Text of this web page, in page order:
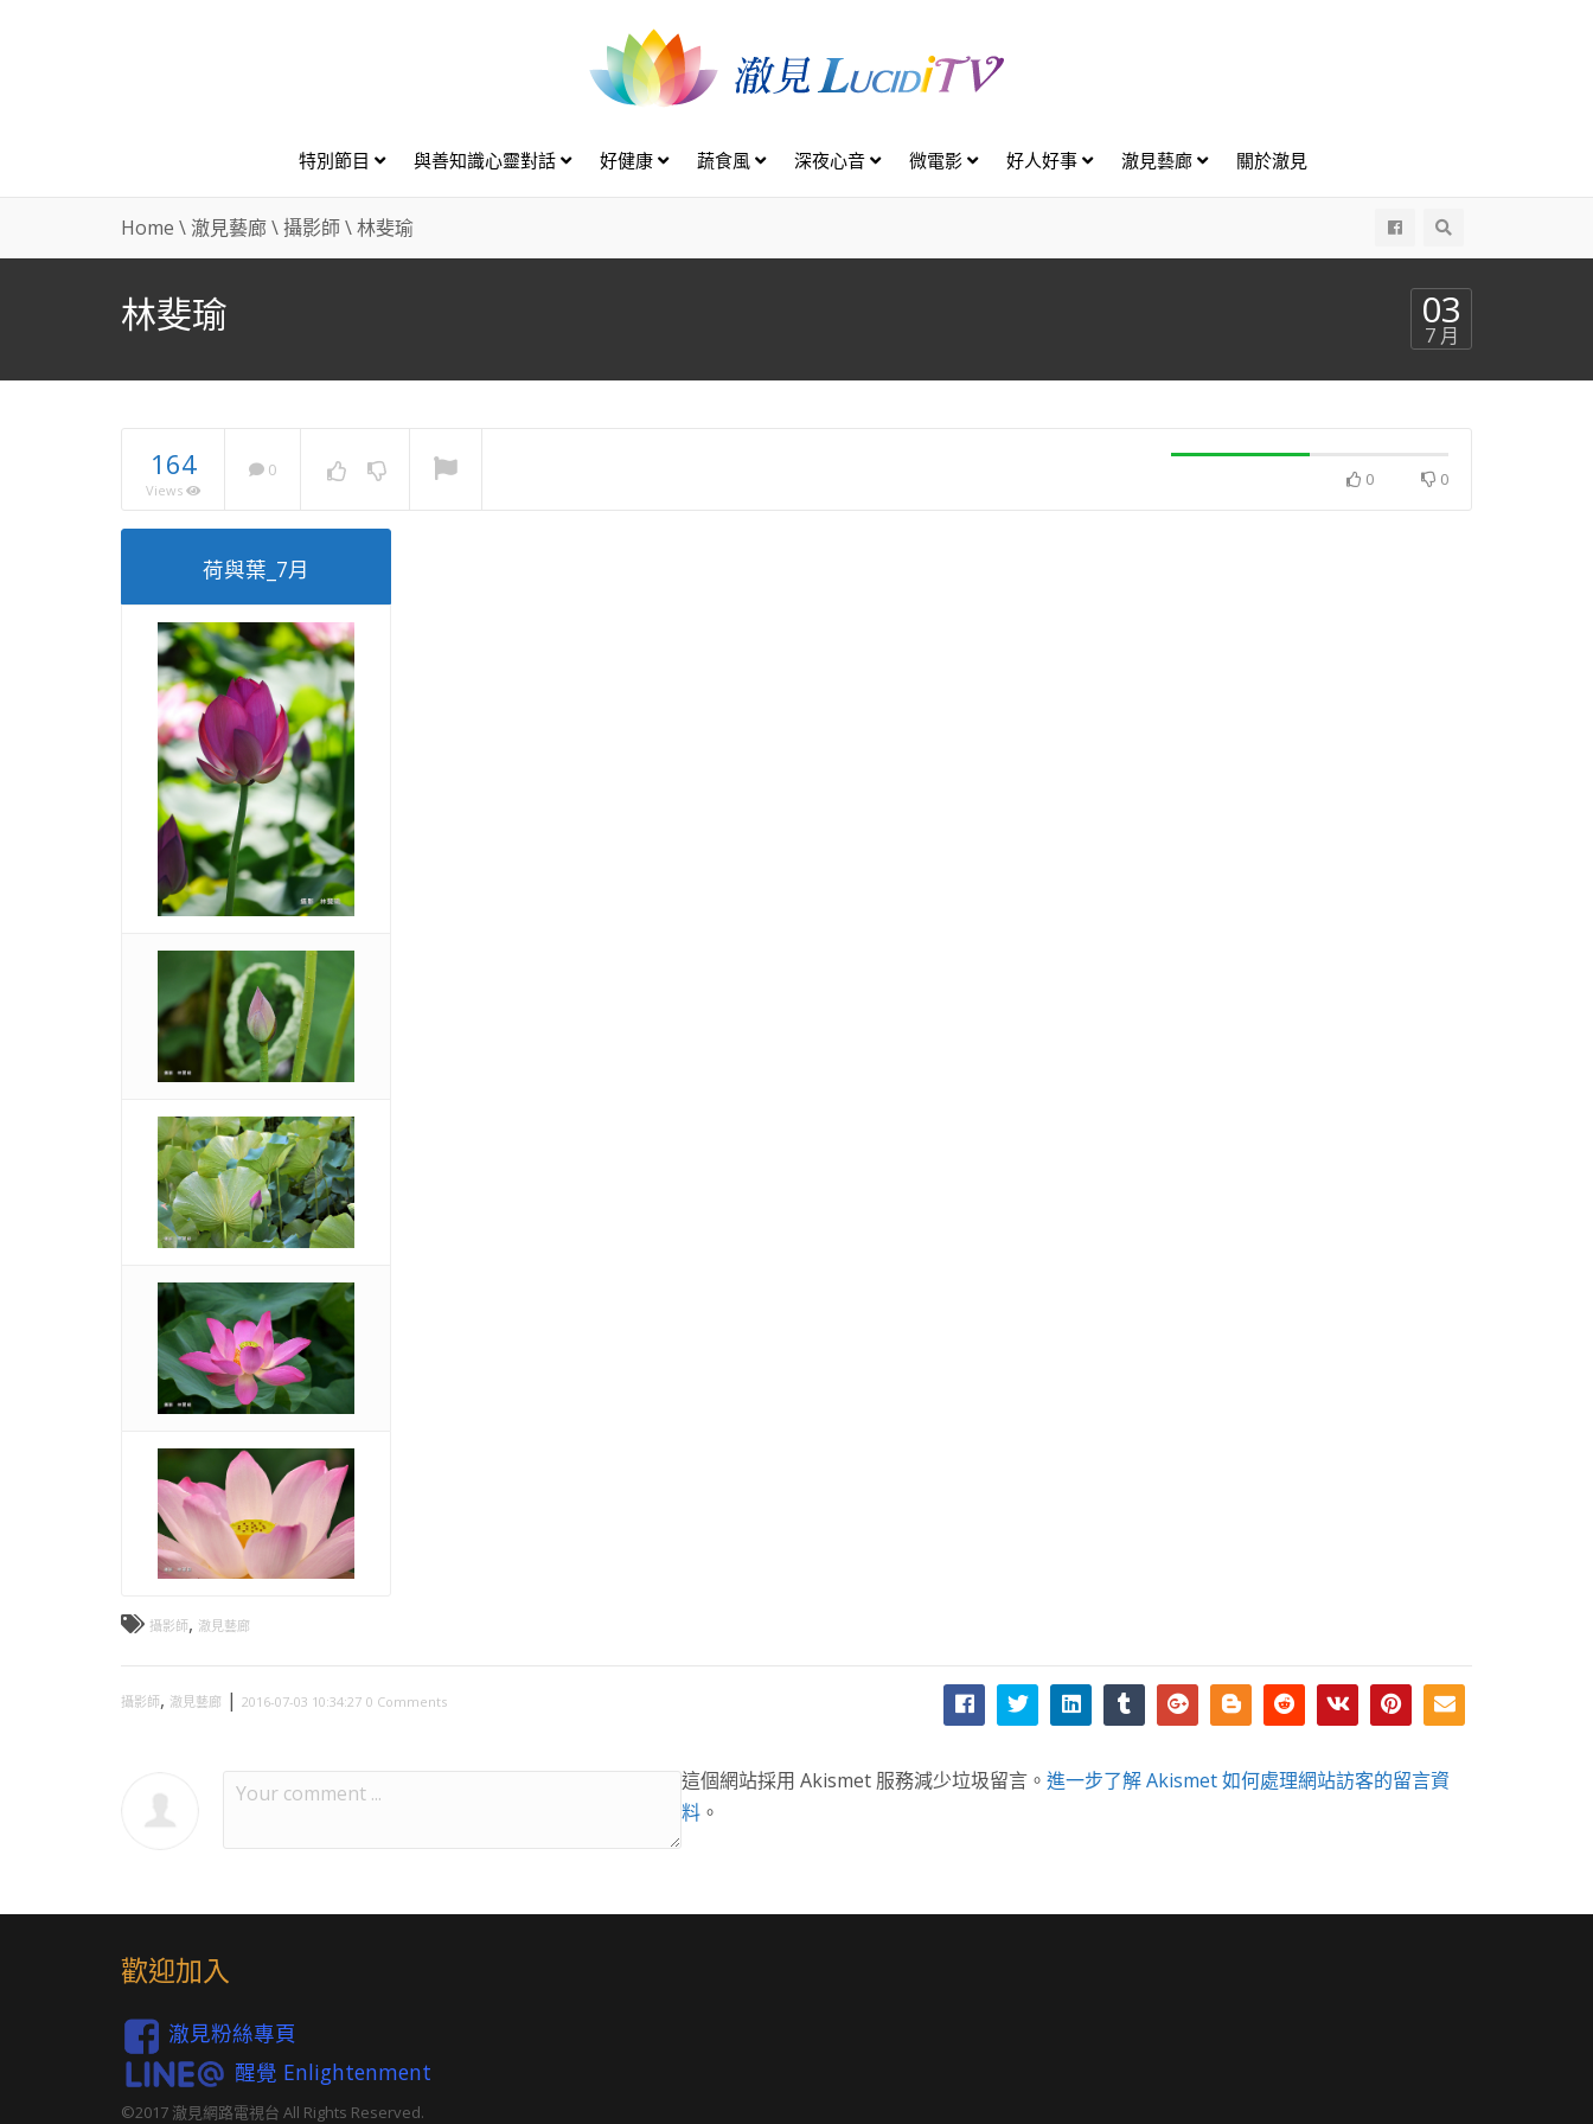
特別節目 與善知識心靈對話 好健康 蔬食風 深夜心音 微電影 好人好事 澈見藝廊 關於澈見
Home \澈見藝廊\攝影師\林斐瑜
林斐瑜 03
7 月
164
Views
0 0 0
荷與葉_7月
攝影師, 澈見藝廊
攝影師, 澈見藝廊 | 2016-07-03 10:34:27 0 Comments
這個網站採用 Akismet 服務減少垃圾留言。 進一步了解 Akismet 如何處理網站訪客的留言資
料 。
歡迎加入
澈見粉絲專頁
醒覺 Enlightenment
©2017 澈見網路電視台 All Rights Reserved.